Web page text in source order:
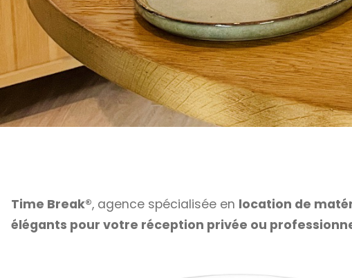
Time Break®, agence spécialisée en location de
élégants pour votre réception privée ou